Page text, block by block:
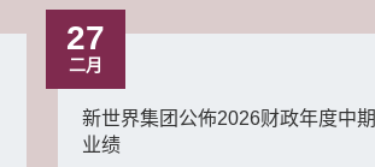
27
二月
新世界集团公佈2026财政年度中期
业绩